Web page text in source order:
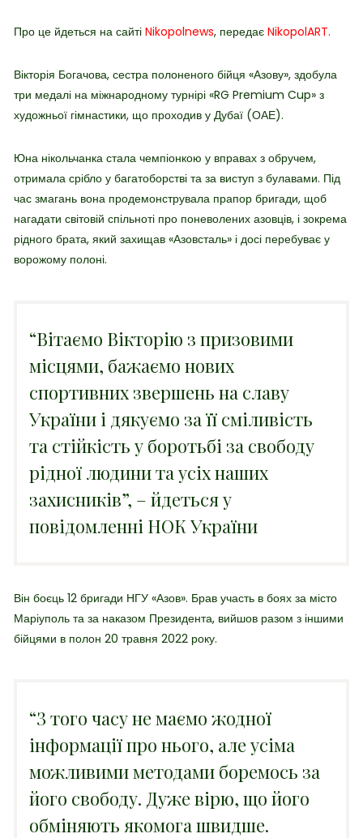
Про це йдеться на сайті Nikopolnews, передає NikopolART.
Вікторія Богачова, сестра полоненого бійця «Азову», здобула
три медалі на міжнародному турнірі «RG Premium Cup» з
художньої гімнастики, що проходив у Дубаї (ОАЕ).
Юна нікольчанка стала чемпіонкою у вправах з обручем,
отримала срібло у багатоборстві та за виступ з булавами. Під
час змагань вона продемонструвала прапор бригади, щоб
нагадати світовій спільноті про поневолених азовців, і зокрема
рідного брата, який захищав «Азовсталь» і досі перебуває у
ворожому полоні.
“Вітаємо Вікторію з призовими
місцями, бажаємо нових
спортивних звершень на славу
України і дякуємо за її сміливість
та стійкість у боротьбі за свободу
рідної людини та усіх наших
захисників”, – йдеться у
повідомленні НОК України
Він боєць 12 бригади НГУ «Азов». Брав участь в боях за місто
Маріуполь та за наказом Президента, вийшов разом з іншими
бійцями в полон 20 травня 2022 року.
“З того часу не маємо жодної
інформації про нього, але усіма
можливими методами боремось за
його свободу. Дуже вірю, що його
обміняють якомога швидше.